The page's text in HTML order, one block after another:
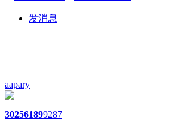
发消息
aapary
302561899287